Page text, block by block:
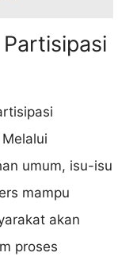
umum, isu-isu
mampu
akan
proses